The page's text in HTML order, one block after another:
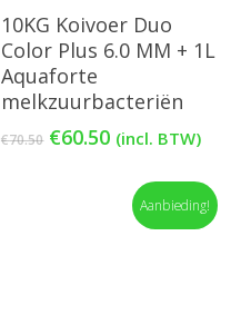
10KG Koivoer Duo
Color Plus 6.0 MM + 1L
Aquaforte
melkzuurbacteriën
€70.50 Oorspronkelijke
€60.50Huidige
€60.50.
(incl. BTW)
Aanbieding!